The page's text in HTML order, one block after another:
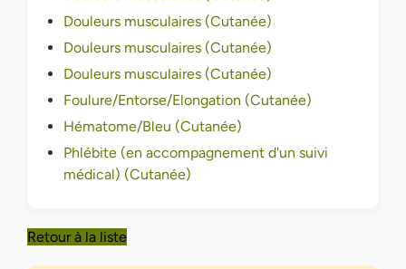
Douleurs musculaires (Cutanée)
Douleurs musculaires (Cutanée)
Douleurs musculaires (Cutanée)
Foulure/Entorse/Elongation (Cutanée)
Hématome/Bleu (Cutanée)
Phlébite (en accompagnement d'un suivi
médical) (Cutanée)
Retour à la liste